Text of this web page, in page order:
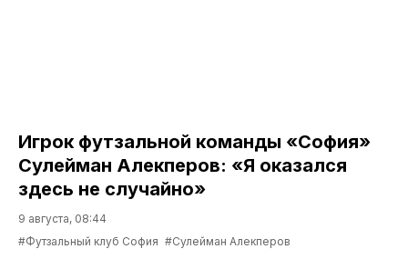
Игрок футзальной команды «София»
Сулейман Алекперов: «Я оказался
здесь не случайно»
9 августа, 08:44
#Футзальный клуб София #Сулейман Алекперов